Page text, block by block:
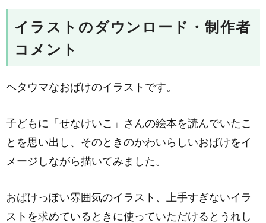
イラストのダウンロード・制作者
コメント
ヘタウマなおばけのイラストです。
子どもに「せなけいこ」さんの絵本を読んでいたこ
とを思い出し、そのときのかわいらしいおばけをイ
メージしながら描いてみました。
おばけっぽい雰囲気のイラスト、上手すぎないイラ
ストを求めているときに使っていただけるとうれし